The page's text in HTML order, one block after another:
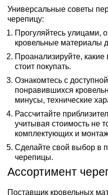
Универсальные советы
черепицу:
Прогуляйтесь улицами,
кровельные материалы
Проанализируйте,
стоит покупать.
Ознакомтесь с
понравившихся
минусы, технические
Рассчитайте
учитывая стоимость не
комплектующих и
Сделайте свой выбор в
черепицы.
Ассортимент
Поставщик кровельных